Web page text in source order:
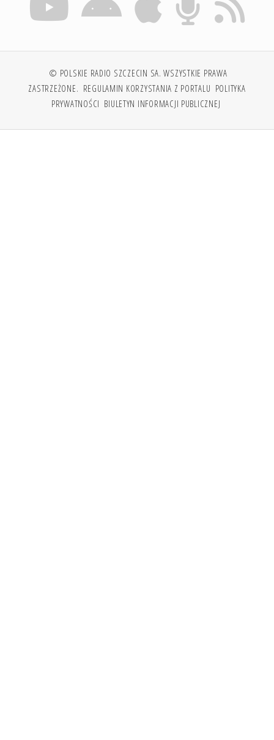
© POLSKIE RADIO SZCZECIN SA. WSZYSTKIE PRAWA
ZASTRZEŻONE. REGULAMIN KORZYSTANIA Z PORTALU POLITYKA
PRYWATNOŚCI BIULETYN INFORMACJI PUBLICZNEJ